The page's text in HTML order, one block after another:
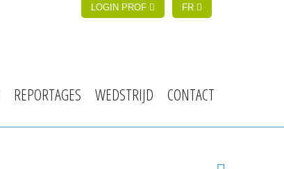
LOGIN PROF FR
REPORTAGES WEDSTRIJD CONTACT